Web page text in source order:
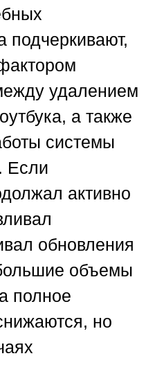
подчеркивают,
удалением
а также
системы
Если
активно
обновления
объемы
полное
но